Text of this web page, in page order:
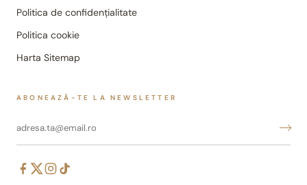
Politica de confidențialitate
Politica cookie
Harta Sitemap
ABONEAZĂ-TE LA NEWSLETTER